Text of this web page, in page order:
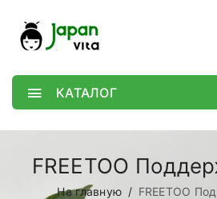
КАТАЛОГ
FREETOO
На главную FREETOO